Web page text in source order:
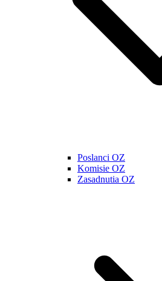
Poslanci OZ
Komisie OZ
Zasadnutia OZ